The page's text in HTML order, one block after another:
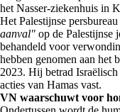
het Nasser-ziekenhuis in
Het Palestijnse
aanval" op de Palestijnse
behandeld voor
hebben genomen aan het
2023. Hij betrad
acties van Hamas vast.
VN waarschuwt voor